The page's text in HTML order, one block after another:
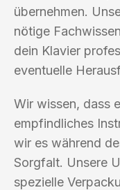
übernehmen.
nötige
dein Klavier
eventuelle
Wir wissen, dass
empfindliches
wir es während
Sorgfalt. Unsere
spezielle